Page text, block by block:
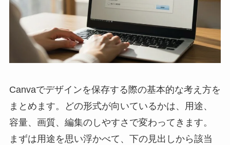
Canvaでデザインを保存する際の基本的な考え方を
まとめます。どの形式が向いているかは、用途、
容量、画質、編集のしやすさで変わってきます。
まずは用途を思い浮かべて、下の見出しから該当